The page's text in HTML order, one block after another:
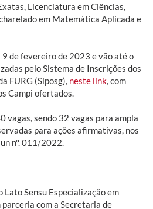
Licenciatura em Ciências,
em Matemática Aplicada e
de fevereiro de 2023 e vão até o
pelo Sistema de Inscrições dos
FURG (Siposg), neste link, com
Campi ofertados.
vagas, sendo 32 vagas para ampla
para ações afirmativas, nos
nº. 011/2022.
Lato Sensu Especialização em
com a Secretaria de